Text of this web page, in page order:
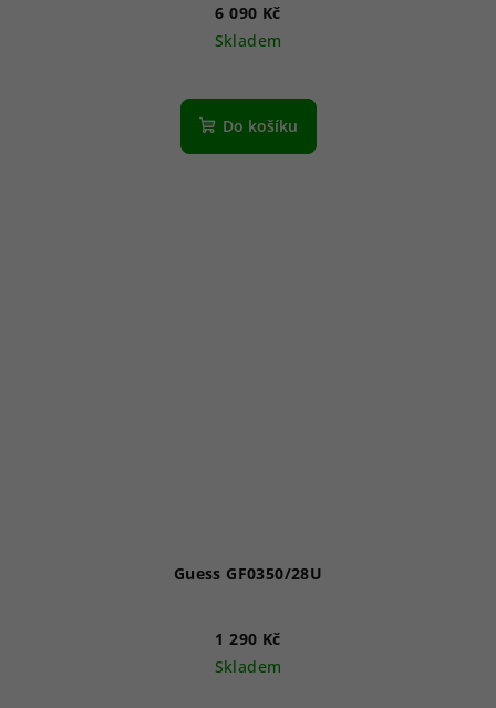
6 090 Kč
Skladem
Do košíku
Guess GF0350/28U
1 290 Kč
Skladem